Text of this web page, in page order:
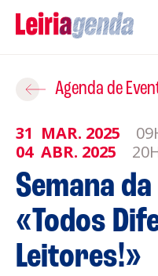
Agenda
Sobre a
Promotores
Clubes
Contactos
Agenda de
31 MAR. 2025
04 ABR. 2025
Semana
«Todos
Leitores!»
Adicionar ao
ROTEIROS EXISTENTES
CRIAR NOVO